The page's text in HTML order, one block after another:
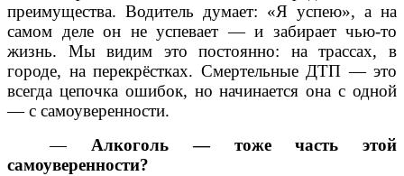
преимущества. Водитель думает: «Я успею», а на
самом деле он не успевает — и забирает чью-то
жизнь. Мы видим это постоянно: на трассах, в
городе, на перекрёстках. Смертельные ДТП — это
всегда цепочка ошибок, но начинается она с одной
— с самоуверенности.
—Алкоголь — тоже часть этой
самоуверенности?